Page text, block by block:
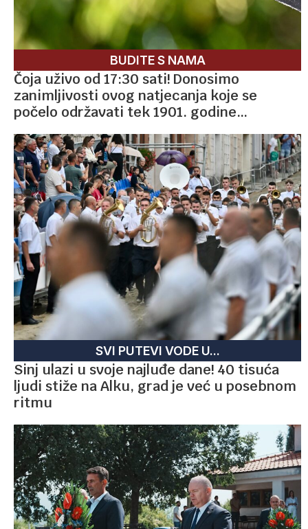
BUDITE S NAMA
Čoja uživo od 17:30 sati! Donosimo
zanimljivosti ovog natjecanja koje se
počelo održavati tek 1901. godine…
SVI PUTEVI VODE U...
Sinj ulazi u svoje najluđe dane! 40 tisuća
ljudi stiže na Alku, grad je već u posebnom
ritmu